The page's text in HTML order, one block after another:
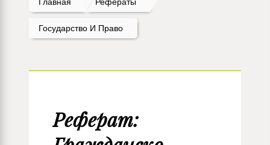
Государство И Право
Реферат: